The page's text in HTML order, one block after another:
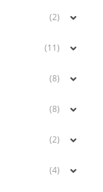
(2)
(11)
(8)
(8)
(2)
(4)